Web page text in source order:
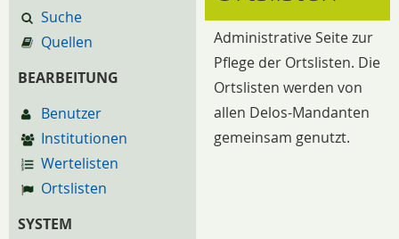
Suche
Quellen
BEARBEITUNG
Benutzer
Institutionen
Wertelisten
Ortslisten
SYSTEM
Administrative Seite zur
Pflege der Ortslisten. Die
Ortslisten werden von
allen Delos-Mandanten
gemeinsam genutzt.